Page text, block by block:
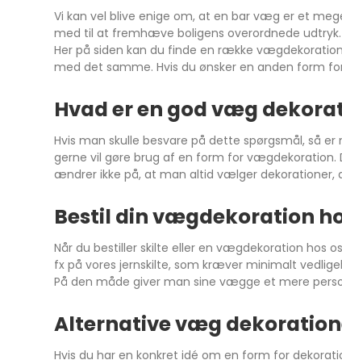
Vi kan vel blive enige om, at en bar væg er et
med til at fremhæve boligens overordnede
Her på siden kan du finde en række
med det samme. Hvis du ønsker en anden form
Hvad er en god væg
Hvis man skulle besvare på dette spørgsmål, så
gerne vil gøre brug af en form for
ændrer ikke på, at man altid vælger dekorationer,
Bestil din vægdekoration
Når du bestiller skilte eller en vægdekoration hos
fx på vores jernskilte, som kræver minimalt
På den måde giver man sine vægge et mere
Alternative væg
Hvis du har en konkret idé om en form for